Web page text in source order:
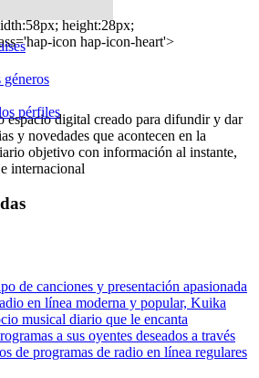
géneros
pérfiles
height:28px;
icon hap-icon-heart'>
espacio digital creado para difundir y dar
y novedades que acontecen en la
objetivo con información al instante,
internacional
de canciones y presentación apasionada
en línea moderna y popular, Kuika
musical diario que le encanta
a sus oyentes deseados a través
de programas de radio en línea regulares